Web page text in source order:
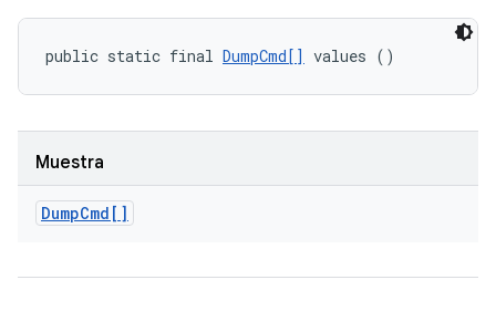
public static final DumpCmd[] values ()
Muestra
DumpCmd[]